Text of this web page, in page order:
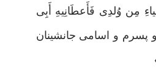
مِن وُلدِى فَأَعطَانِيهِ أَبِى
پسرم و اسامى جانشينان